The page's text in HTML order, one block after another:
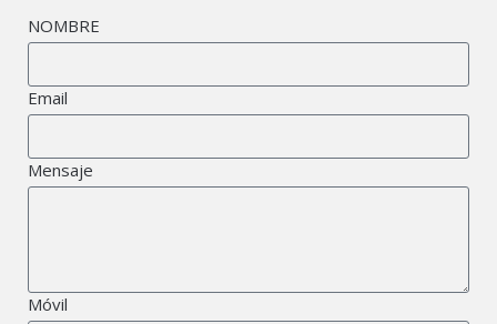
NOMBRE
Email
Mensaje
Móvil